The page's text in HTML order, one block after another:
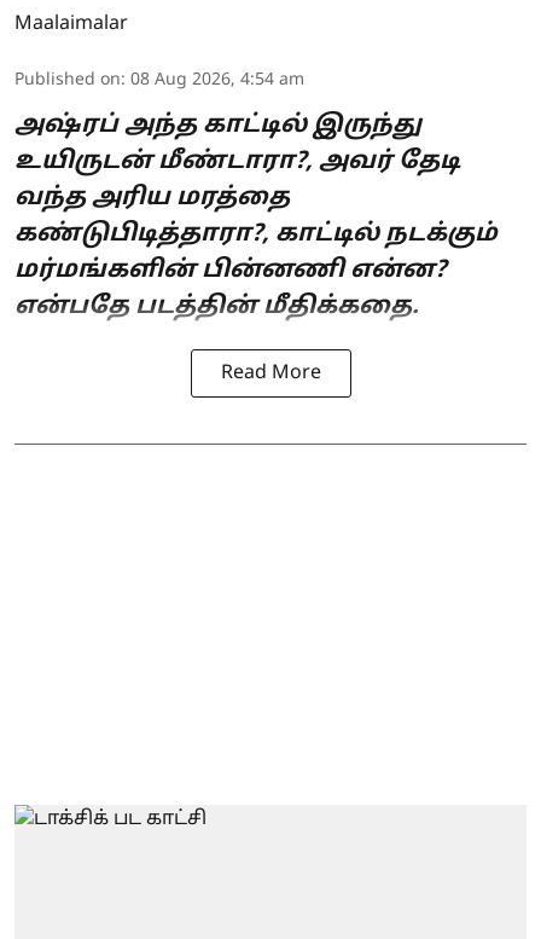
Maalaimalar
Published on: 08 Aug 2026, 4:54 am
அஷ்ரப் அந்த காட்டில் இருந்து
உயிருடன் மீண்டாரா?, அவர் தேடி
வந்த அரிய மரத்தை
கண்டுபிடித்தாரா?, காட்டில் நடக்கும்
மர்மங்களின் பின்னணி என்ன?
என்பதே படத்தின் மீதிக்கதை.
Read More